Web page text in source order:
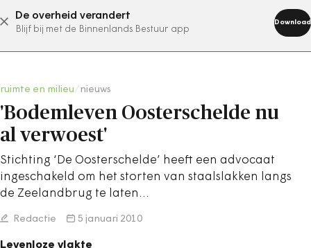
De overheid verandert
Blijf bij met de Binnenlands Bestuur app
Download
abonneer nu
ruimte en milieu nieuws
'Bodemleven Oosterschelde nu
al verwoest'
Stichting ‘De Oosterschelde’ heeft een advocaat
ingeschakeld om het storten van staalslakken langs
de Zeelandbrug te laten…
Redactie 5 januari 2010
Levenloze vlakte